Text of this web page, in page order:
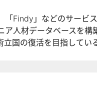
「Findy」などのサービ
人材データベースを構
国の復活を目指している